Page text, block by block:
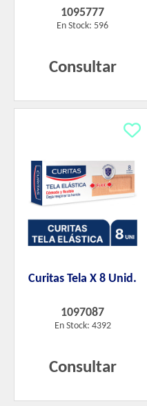
1095777
En Stock: 596
Consultar
Curitas Tela X 8 Unid.
1097087
En Stock: 4392
Consultar